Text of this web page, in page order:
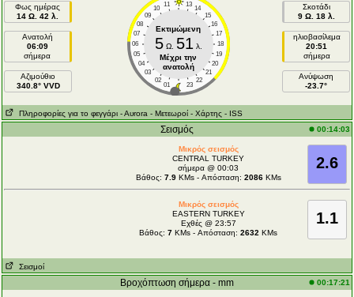
Φως ημέρας
14 Ω. 42 λ.
Ανατολή
06:09
σήμερα
Aζιμούθιο
340.8° VVD
11 13
10
14
09
15
08
16
07
17
06
18
05
19
04
20
03
21
02
22
01 23
Εκτιμώμενη
5Ω. 51 λ.
Μέχρι την
ανατολή
Σκοτάδι
9 Ω. 18 λ.
ηλιοβασίλεμα
20:51
σήμερα
Ανύψωση
-23.7°
Πληροφορίες για το φεγγάρι - Αυrora - Μετεωροί - Χάρτης - ISS
Σεισμός 00:14:03
2.6
Μικρός σεισμός
CENTRAL TURKEY
σήμερα @ 00:03
Βάθος: 7.9KMs - Απόσταση: 2086KMs
1.1
Μικρός σεισμός
EASTERN TURKEY
Εχθές @ 23:57
Βάθος:7 KMs - Απόσταση:2632 KMs
Σεισμοί
Βροχόπτωση σήμερα - mm 00:17:21